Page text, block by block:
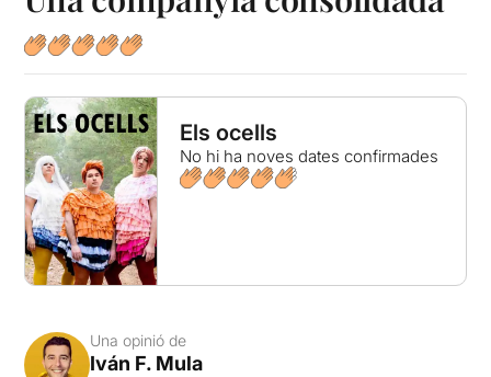
Els ocells
No hi ha noves dates confirmades
Una opinió de
Iván F. Mula